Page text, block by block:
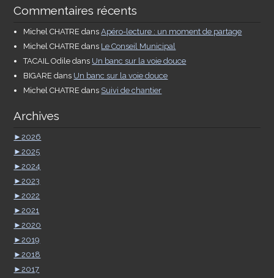
Commentaires récents
Michel CHATRE dansApéro-lecture : un moment de partage
Michel CHATRE dans Le Conseil Municipal
TACAIL Odile dans Un banc sur la voie douce
BIGARE dans Un banc sur la voie douce
Michel CHATRE dans Suivi de chantier
Archives
►2026
►2025
►2024
►2023
►2022
►2021
►2020
►2019
►2018
►2017